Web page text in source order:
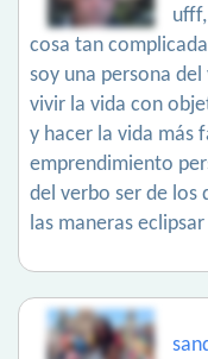
cosa tan
soy una persona
vivir la vida con
y hacer la vida más
emprendimiento
del verbo ser de los
las maneras